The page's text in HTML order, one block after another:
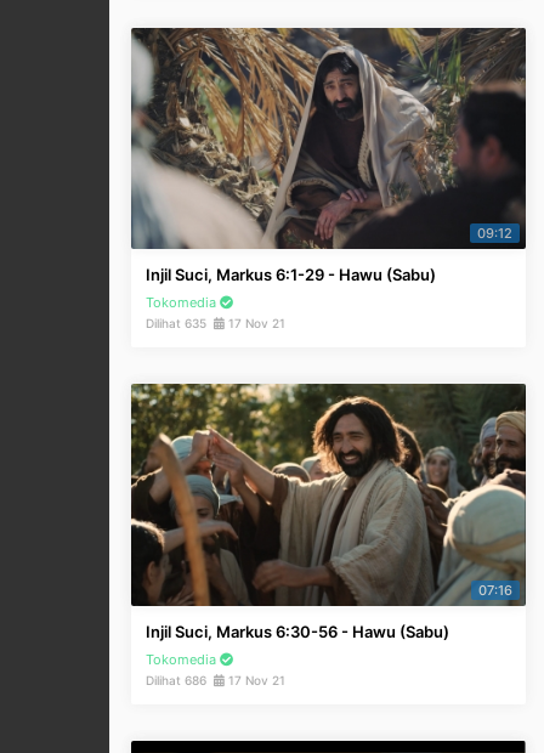
09:12
Injil Suci, Markus 6:1-29 - Hawu (Sabu)
Tokomedia
Dilihat 635 17 Nov 21
07:16
Injil Suci, Markus 6:30-56 - Hawu (Sabu)
Tokomedia
Dilihat 686 17 Nov 21